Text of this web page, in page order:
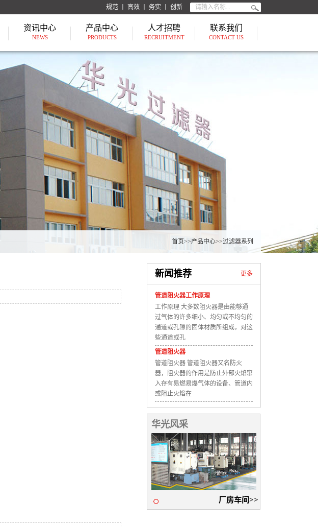
规范 丨 高效 丨 务实 丨 创新
资讯中心
NEWS
产品中心
PRODUCTS
人才招聘
RECRUITMENT
联系我们
CONTACT US
首页>>产品中心>>过滤器系列
新闻推荐 更多
管道阻火器工作原理
工作原理 大多数阻火器是由能够通
过气体的许多细小、均匀或不均匀的
通道或孔隙的固体材质所组成，对这
些通道或孔
管道阻火器
管道阻火器 管道阻火器又名防火
器，阻火器的作用是防止外部火焰窜
入存有易燃易爆气体的设备、管道内
或阻止火焰在
华光风采
厂房车间>>
<